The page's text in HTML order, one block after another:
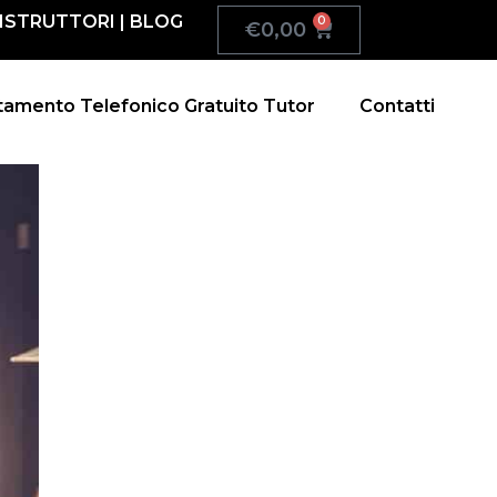
ISTRUTTORI BLOG €0,00 0
Telefonico Gratuito Tutor Contatti